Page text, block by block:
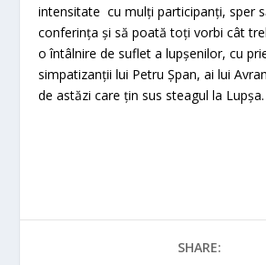
intensitate cu mulți participanți, sper
conferința și să poată toți vorbi cât
o întâlnire de suflet a lupșenilor, cu
simpatizanții lui Petru Șpan, ai lui
de astăzi care țin sus steagul la Lupșa.
SHARE: